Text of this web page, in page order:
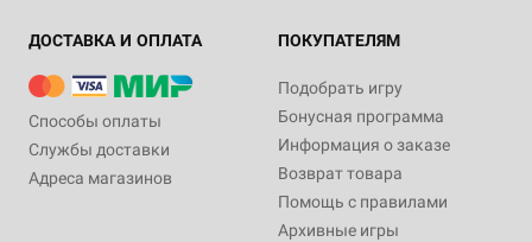
ДОСТАВКА И ОПЛАТА
Способы оплаты
Службы доставки
Адреса магазинов
ПОКУПАТЕЛЯМ
Подобрать игру
Бонусная программа
Информация о заказе
Возврат товара
Помощь с правилами
Архивные игры